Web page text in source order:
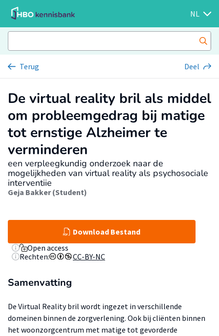
NL
Terug Deel
De virtual reality bril als middel
om probleemgedrag bij matige
tot ernstige Alzheimer te
verminderen
een verpleegkundig onderzoek naar de
mogelijkheden van virtual reality als psychosociale
interventiie
Geja Bakker (Student)
Download Bestand
Open access
Rechten:
CC-BY-NC
Samenvatting
De Virtual Reality bril wordt ingezet in verschillende
domeinen binnen de zorgverlening. Ook bij cliënten binnen
het woonzorgcentrum met matige tot gevorderde